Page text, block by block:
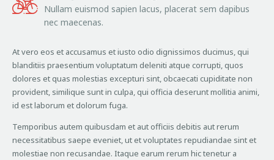
Nullam euismod sapien lacus, placerat sem dapibus
nec maecenas.
At vero eos et accusamus et iusto odio dignissimos ducimus, qui
blanditiis praesentium voluptatum deleniti atque corrupti, quos
dolores et quas molestias excepturi sint, obcaecati cupiditate non
provident, similique sunt in culpa, qui officia deserunt mollitia animi,
id est laborum et dolorum fuga.
Temporibus autem quibusdam et aut officiis debitis aut rerum
necessitatibus saepe eveniet, ut et voluptates repudiandae sint et
molestiae non recusandae. Itaque earum rerum hic tenetur a